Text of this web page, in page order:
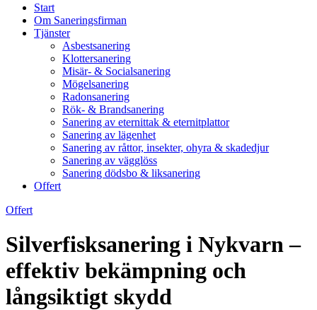
Start
Om Saneringsfirman
Tjänster
Asbestsanering
Klottersanering
Misär- & Socialsanering
Mögelsanering
Radonsanering
Rök- & Brandsanering
Sanering av eternittak & eternitplattor
Sanering av lägenhet
Sanering av råttor, insekter, ohyra & skadedjur
Sanering av vägglöss
Sanering dödsbo & liksanering
Offert
Offert
Silverfisksanering i Nykvarn –
effektiv bekämpning och
långsiktigt skydd